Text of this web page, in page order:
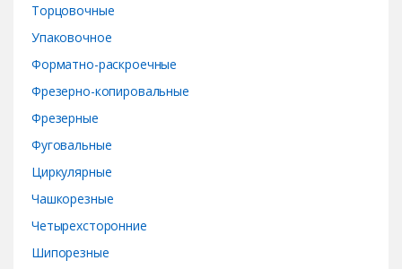
Торцовочные
Упаковочное
Форматно-раскроечные
Фрезерно-копировальные
Фрезерные
Фуговальные
Циркулярные
Чашкорезные
Четырехсторонние
Шипорезные